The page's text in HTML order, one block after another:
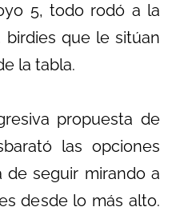
5, todo rodó a la
que le sitúan
la tabla.
propuesta de
las opciones
de seguir mirando a
desde lo más alto.